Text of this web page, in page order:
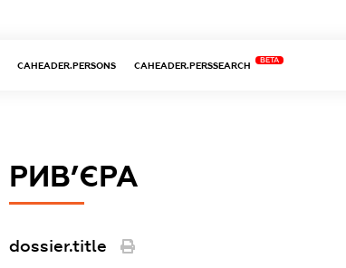
CAHEADER.PERSONS CAHEADER.PERSSEARCH
BETA
РИВ’ЄРА
dossier.title